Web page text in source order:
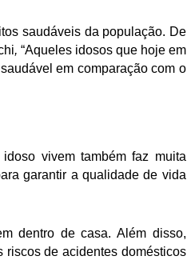
saudáveis da população. De
, “Aqueles idosos que hoje em
em comparação com o
vivem também faz muita
garantir a qualidade de vida
dentro de casa. Além disso,
de acidentes domésticos